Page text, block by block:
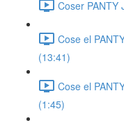
Coser PANTY
Cose el
(13:41)
Cose el
(1:45)